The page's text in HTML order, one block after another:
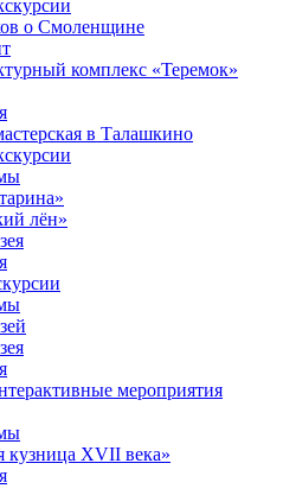
о Смоленщине
комплекс «Теремок»
в Талашкино
лён»
мероприятия
кузница XVII века»